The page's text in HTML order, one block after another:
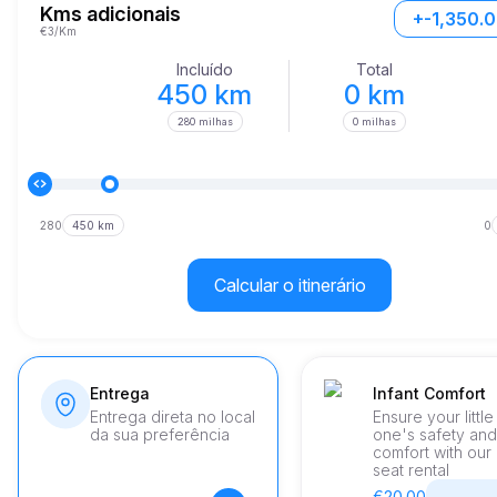
materiais de alta qualidade, o interior oferece conforto e luxo,
cada jornada uma experiência agradável.
Kms adicionais
€3/Km
+-
Incluído
450 km
280 milhas
Total
0 km
0 milhas
280 450 km 0
Calcular o itinerário
Entrega
Entrega direta no local
da sua preferência
Infant Comfort
Ensure your little
one's safety and
comfort with our
seat rental